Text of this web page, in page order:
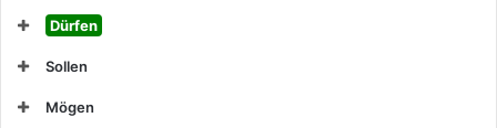
Dürfen
Sollen
Mögen